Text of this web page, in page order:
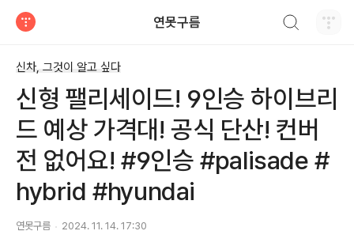
연못구름
신차, 그것이 알고 싶다
신형 팰리세이드! 9인승 하이브리
드 예상 가격대! 공식 단산! 컨버
전 없어요! #9인승 #palisade #
hybrid #hyundai
연못구름 2024. 11. 14. 17:30